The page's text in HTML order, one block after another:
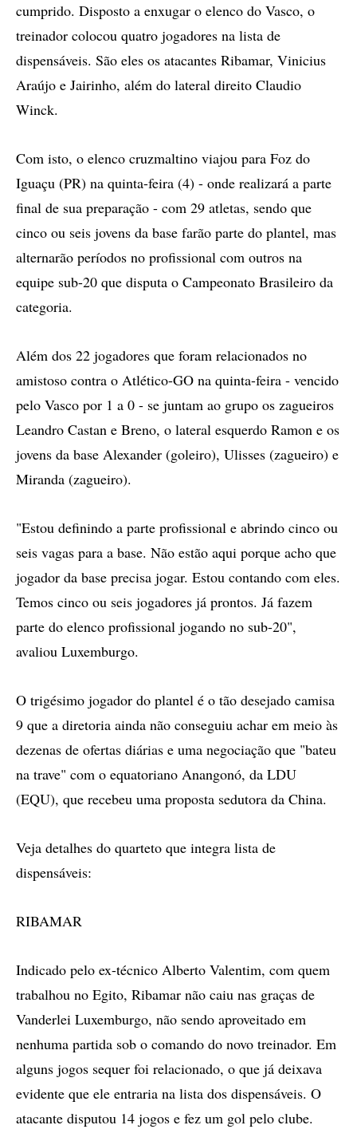
cumprido. Disposto a enxugar o elenco do Vasco, o
treinador colocou quatro jogadores na lista de
dispensáveis. São eles os atacantes Ribamar, Vinicius
Araújo e Jairinho, além do lateral direito Claudio
Winck.
Com isto, o elenco cruzmaltino viajou para Foz do
Iguaçu (PR) na quinta-feira (4) - onde realizará a parte
final de sua preparação - com 29 atletas, sendo que
cinco ou seis jovens da base farão parte do plantel, mas
alternarão períodos no profissional com outros na
equipe sub-20 que disputa o Campeonato Brasileiro da
categoria.
Além dos 22 jogadores que foram relacionados no
amistoso contra o Atlético-GO na quinta-feira - vencido
pelo Vasco por 1 a 0 - se juntam ao grupo os zagueiros
Leandro Castan e Breno, o lateral esquerdo Ramon e os
jovens da base Alexander (goleiro), Ulisses (zagueiro) e
Miranda (zagueiro).
"Estou definindo a parte profissional e abrindo cinco ou
seis vagas para a base. Não estão aqui porque acho que
jogador da base precisa jogar. Estou contando com eles.
Temos cinco ou seis jogadores já prontos. Já fazem
parte do elenco profissional jogando no sub-20",
avaliou Luxemburgo.
O trigésimo jogador do plantel é o tão desejado camisa
9 que a diretoria ainda não conseguiu achar em meio às
dezenas de ofertas diárias e uma negociação que "bateu
na trave" com o equatoriano Anangonó, da LDU
(EQU), que recebeu uma proposta sedutora da China.
Veja detalhes do quarteto que integra lista de
dispensáveis:
RIBAMAR
Indicado pelo ex-técnico Alberto Valentim, com quem
trabalhou no Egito, Ribamar não caiu nas graças de
Vanderlei Luxemburgo, não sendo aproveitado em
nenhuma partida sob o comando do novo treinador. Em
alguns jogos sequer foi relacionado, o que já deixava
evidente que ele entraria na lista dos dispensáveis. O
atacante disputou 14 jogos e fez um gol pelo clube.